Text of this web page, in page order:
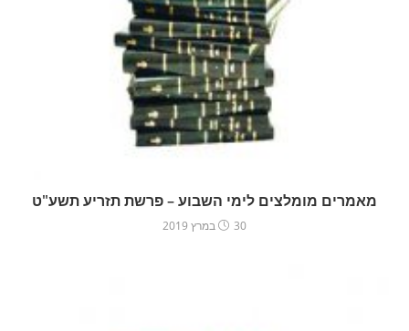
מאמרים מומלצים לימי השבוע – פרשת תזריע תשע"ט
30 במרץ 2019